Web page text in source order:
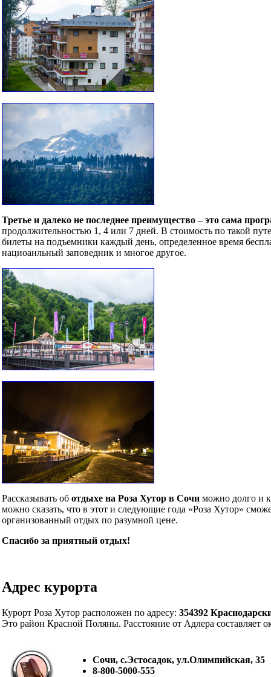
Третье и далеко не последнее преимущество – это сама
продолжительностью 1, 4 или 7 дней. В стоимость по такой
билеты на подъемники каждый день, определенное время
нациоанльный заповедник и многое другое.
Рассказывать об отдыхе на Роза Хутор в Сочи можно долго и
можно сказать, что в этот и следующие года «Роза Хутор»
организованный отдых по разумной цене.
Спасибо за приятный отдых!
Адрес курорта
Курорт Роза Хутор расположен по адресу: 354392
Это район Красной Поляны. Расстояние от Адлера составляет
Сочи, с.Эстосадок, ул.Олимпийская, 35
8-800-5000-555